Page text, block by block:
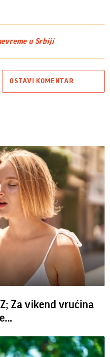
u Srbiji
OSTAVI KOMENTAR
Za vikend vrućina